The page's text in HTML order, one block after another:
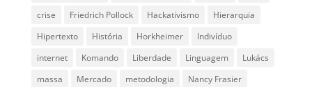
crise
Friedrich Pollock Hackativismo
Hierarquia
Hipertexto
História Horkheimer
Indivíduo
internet
Komando Liberdade Linguagem
Lukács
massa
Mercado metodologia
Nancy Frasier